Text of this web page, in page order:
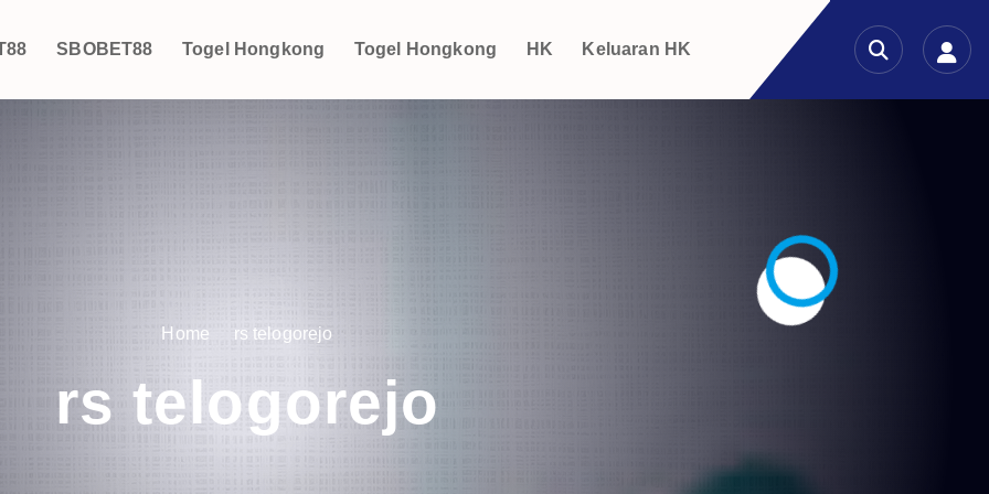
SBOBET88 Togel Hongkong Togel Hongkong HK Keluaran HK
Home rs telogorejo
rs telogorejo